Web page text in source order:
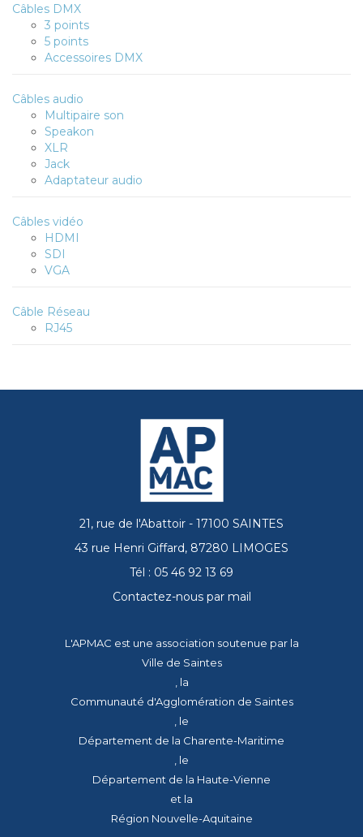
Câbles DMX
3 points
5 points
Accessoires DMX
Câbles audio
Multipaire son
Speakon
XLR
Jack
Adaptateur audio
Câbles vidéo
HDMI
SDI
VGA
Câble Réseau
RJ45
21, rue de l'Abattoir - 17100 SAINTES
43 rue Henri Giffard, 87280 LIMOGES
Tél : 05 46 92 13 69
Contactez-nous par mail
L'APMAC est une association soutenue par la
Ville de Saintes
, la
Communauté d'Agglomération de Saintes
, le
Département de la Charente-Maritime
, le
Département de la Haute-Vienne
et la
Région Nouvelle-Aquitaine